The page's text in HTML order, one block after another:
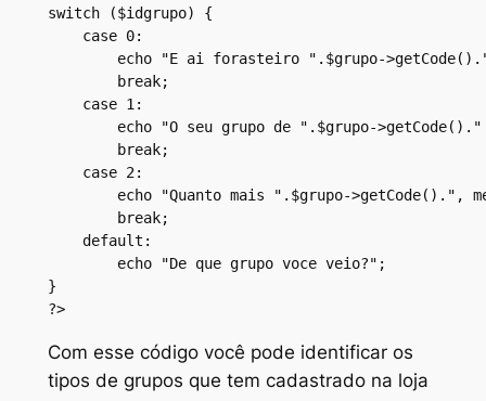
switch ($idgrupo) {
    case 0:
echo "E ai forasteiro ".$grupo-
        break;
    case 1:
echo "O seu grupo de ".$grupo-
        break;
    case 2:
echo "Quanto mais ".$grupo->getCode().",
        break;
    default:
        echo "De que grupo voce veio?";
}
?>
Com esse código você pode identificar os
tipos de grupos que tem cadastrado na loja